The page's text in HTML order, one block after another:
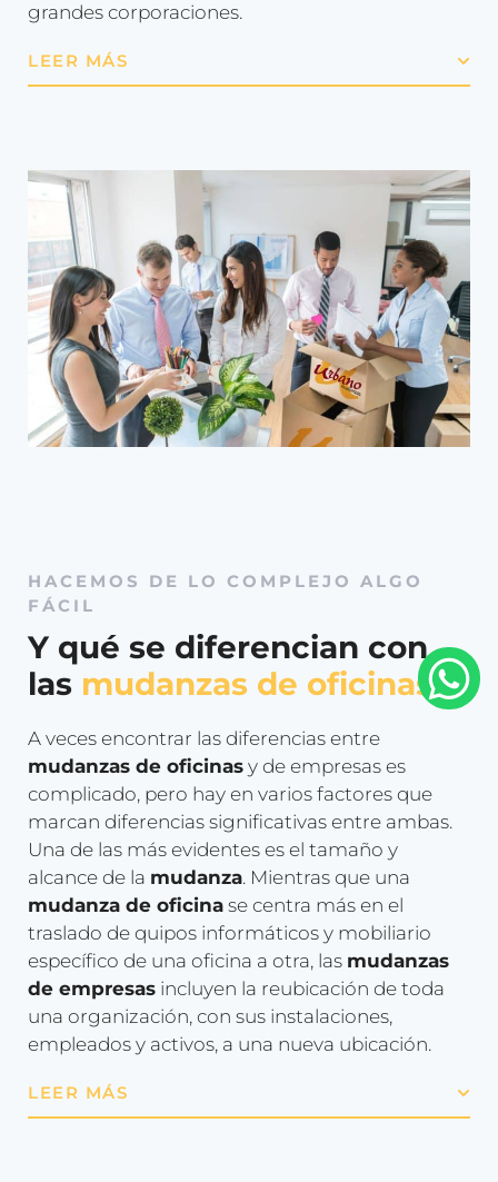
grandes corporaciones.
LEER MÁS
aspecto del traslado, desde la planificación y
coordinación inicial hasta la ejecución y el
seguimiento posterior. Siempre intentamos
minimizar el tiempo de inactividad porque
sabemos que es un inconveniente para tu
negocio, asegurando de que tu empresa pueda
retomar su actividad habitual lo antes posible.
EnMudanzas Madrid Urbano nos ocupamos
de los traslados de PYMES o grandes
corporaciones cumpliendo con sus demandas
contratiempos.
HACEMOS DE LO COMPLEJO ALGO
FÁCIL
Y qué se diferencian con
las mudanzas de oficinas
A veces encontrar las diferencias entre
mudanzas de oficinas y de empresas es
complicado, pero hay en varios factores que
marcan diferencias significativas entre ambas.
Una de las más evidentes es el tamaño y
alcance de la mudanza. Mientras que una
mudanza de oficina se centra más en el
traslado de quipos informáticos y mobiliario
específico de una oficina a otra, las mudanzas
de empresas incluyen la reubicación de toda
una organización, con sus instalaciones,
empleados y activos, a una nueva ubicación.
LEER MÁS